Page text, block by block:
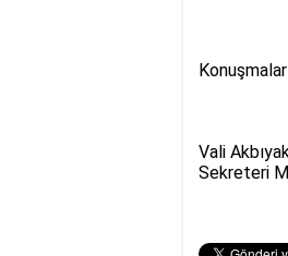
Vali
Sekreteri